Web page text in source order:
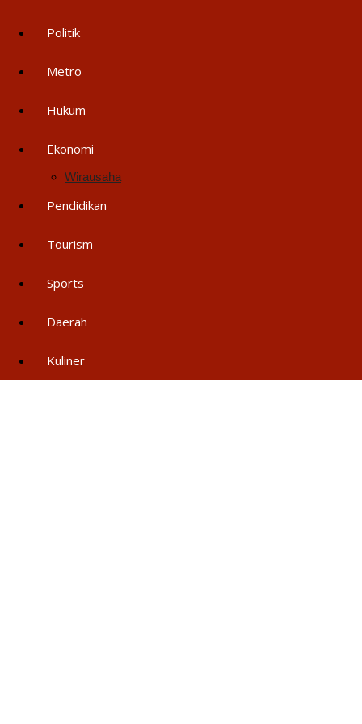
Politik
Metro
Hukum
Ekonomi
Wirausaha
Pendidikan
Tourism
Sports
Daerah
Kuliner